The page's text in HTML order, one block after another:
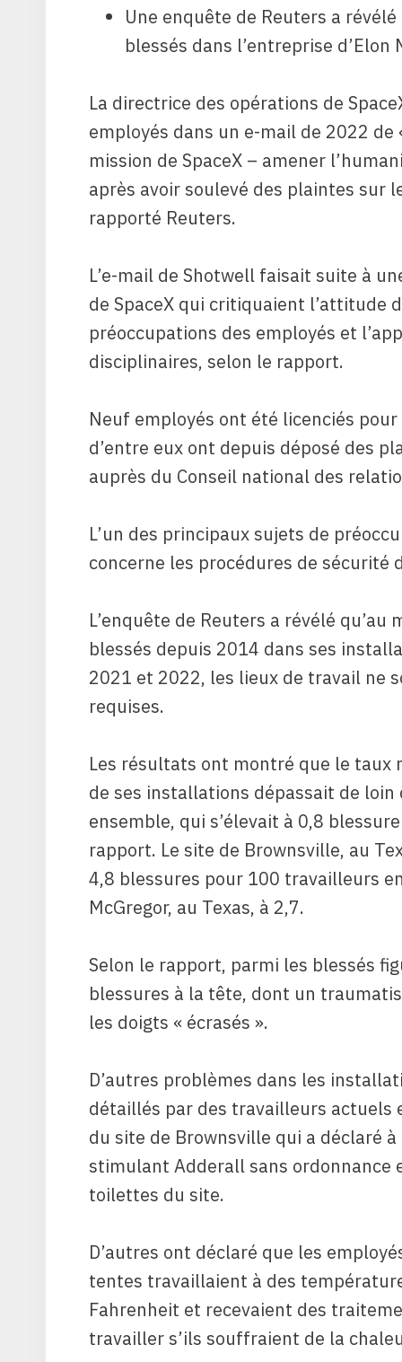
Une enquête de Reuters a
blessés dans l’entreprise
La directrice des opérations de
employés dans un e-mail de 2022
mission de SpaceX – amener
après avoir soulevé des plaintes sur
rapporté Reuters.
L’e-mail de Shotwell faisait suite à
de SpaceX qui critiquaient l’attitude
préoccupations des employés et
disciplinaires, selon le rapport.
Neuf employés ont été licenciés
d’entre eux ont depuis déposé des
auprès du Conseil national des
L’un des principaux sujets de
concerne les procédures de sécurité
L’enquête de Reuters a révélé
blessés depuis 2014 dans ses
2021 et 2022, les lieux de travail ne
requises.
Les résultats ont montré que le taux
de ses installations dépassait de
ensemble, qui s’élevait à 0,8
rapport. Le site de Brownsville, au
4,8 blessures pour 100 travailleurs
McGregor, au Texas, à 2,7.
Selon le rapport, parmi les blessés
blessures à la tête, dont un
les doigts « écrasés ».
D’autres problèmes dans les
détaillés par des travailleurs actuels
du site de Brownsville qui a déclaré
stimulant Adderall sans ordonnance
toilettes du site.
D’autres ont déclaré que les
tentes travaillaient à des
Fahrenheit et recevaient des
travailler s’ils souffraient de la